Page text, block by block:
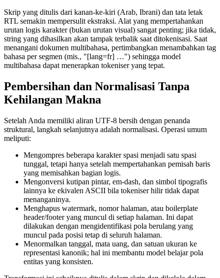
Skrip yang ditulis dari kanan‑ke‑kiri (Arab, Ibrani) dan tata letak
RTL semakin mempersulit ekstraksi. Alat yang mempertahankan
urutan logis karakter (bukan urutan visual) sangat penting; jika tidak,
string yang dihasilkan akan tampak terbalik saat ditokenisasi. Saat
menangani dokumen multibahasa, pertimbangkan menambahkan tag
bahasa per segmen (mis., "[lang=fr] …") sehingga model
multibahasa dapat menerapkan tokeniser yang tepat.
Pembersihan dan Normalisasi Tanpa
Kehilangan Makna
Setelah Anda memiliki aliran UTF‑8 bersih dengan penanda
struktural, langkah selanjutnya adalah normalisasi. Operasi umum
meliputi:
Mengompres beberapa karakter spasi menjadi satu spasi
tunggal, tetapi hanya setelah mempertahankan pemisah baris
yang memisahkan bagian logis.
Mengonversi kutipan pintar, em‑dash, dan simbol tipografis
lainnya ke ekivalen ASCII bila tokeniser hilir tidak dapat
menanganinya.
Menghapus watermark, nomor halaman, atau boilerplate
header/footer yang muncul di setiap halaman. Ini dapat
dilakukan dengan mengidentifikasi pola berulang yang
muncul pada posisi tetap di seluruh halaman.
Menormalkan tanggal, mata uang, dan satuan ukuran ke
representasi kanonik; hal ini membantu model belajar pola
entitas yang konsisten.